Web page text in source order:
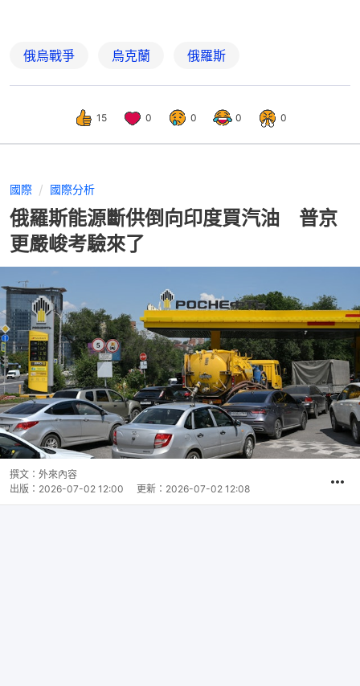
俄烏戰爭 烏克蘭 俄羅斯
15 0 0 0 0
國際 國際分析
俄羅斯能源斷供倒向印度買汽油 普京
更嚴峻考驗來了
撰文： 外來內容
出版： 2026-07-02 12:00 更新： 2026-07-02 12:08